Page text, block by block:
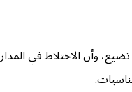
تضيع، وأن الاختلاط في